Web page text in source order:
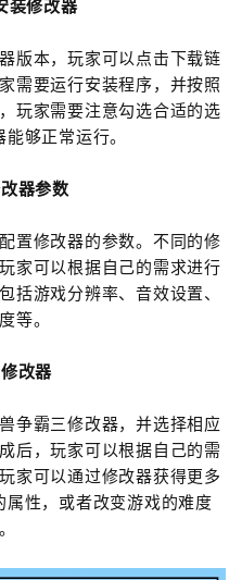
装修改器
版本，玩家可以点击下载链
需要运行安装程序，并按照
玩家需要注意勾选合适的选
够正常运行。
器参数
置修改器的参数。不同的修
家可以根据自己的需求进行
括游戏分辨率、音效设置、
等。
改器
争霸三修改器，并选择相应
后，玩家可以根据自己的需
家可以通过修改器获得更多
性，或者改变游戏的难度